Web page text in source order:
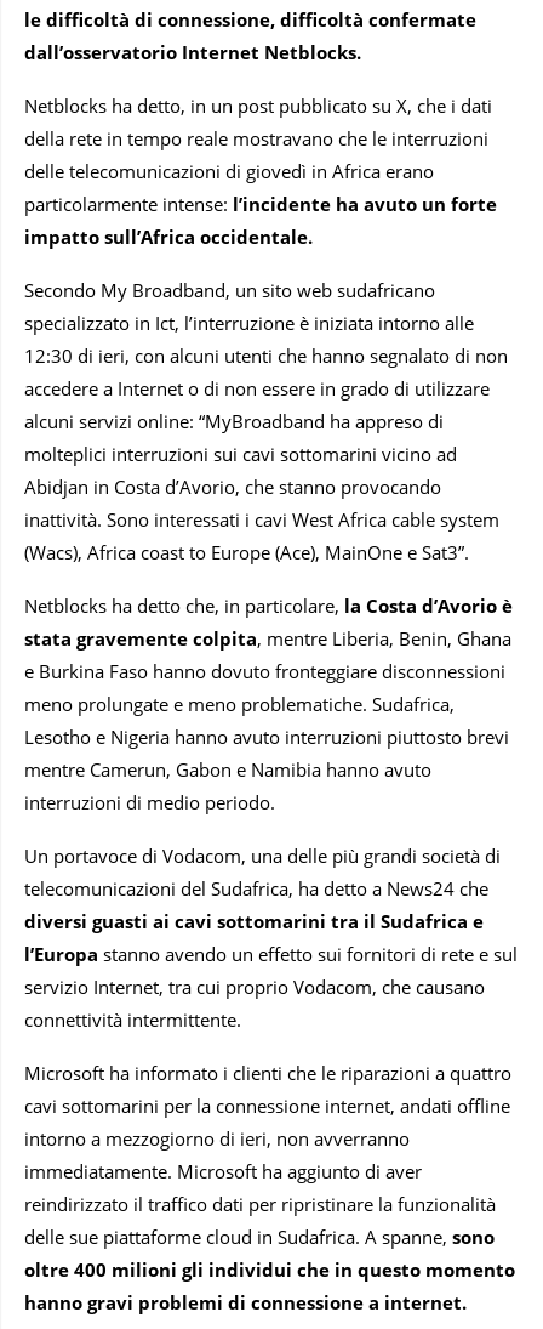
le difficoltà di connessione, difficoltà confermate
dall’osservatorio Internet Netblocks.
Netblocks ha detto, in un post pubblicato su X, che i dati
della rete in tempo reale mostravano che le interruzioni
delle telecomunicazioni di giovedì in Africa erano
particolarmente intense: l’incidente ha avuto un forte
impatto sull’Africa occidentale.
Secondo My Broadband, un sito web sudafricano
specializzato in Ict, l’interruzione è iniziata intorno alle
12:30 di ieri, con alcuni utenti che hanno segnalato di non
accedere a Internet o di non essere in grado di utilizzare
alcuni servizi online: “MyBroadband ha appreso di
molteplici interruzioni sui cavi sottomarini vicino ad
Abidjan in Costa d’Avorio, che stanno provocando
inattività. Sono interessati i cavi West Africa cable system
(Wacs), Africa coast to Europe (Ace), MainOne e Sat3”.
Netblocks ha detto che, in particolare, la Costa d’Avorio è
stata gravemente colpita, mentre Liberia, Benin, Ghana
e Burkina Faso hanno dovuto fronteggiare disconnessioni
meno prolungate e meno problematiche. Sudafrica,
Lesotho e Nigeria hanno avuto interruzioni piuttosto brevi
mentre Camerun, Gabon e Namibia hanno avuto
interruzioni di medio periodo.
Un portavoce di Vodacom, una delle più grandi società di
telecomunicazioni del Sudafrica, ha detto a News24 che
diversi guasti ai cavi sottomarini tra il Sudafrica e
l’Europa stanno avendo un effetto sui fornitori di rete e sul
servizio Internet, tra cui proprio Vodacom, che causano
connettività intermittente.
Microsoft ha informato i clienti che le riparazioni a quattro
cavi sottomarini per la connessione internet, andati offline
intorno a mezzogiorno di ieri, non avverranno
immediatamente. Microsoft ha aggiunto di aver
reindirizzato il traffico dati per ripristinare la funzionalità
delle sue piattaforme cloud in Sudafrica. A spanne, sono
oltre 400 milioni gli individui che in questo momento
hanno gravi problemi di connessione a internet.